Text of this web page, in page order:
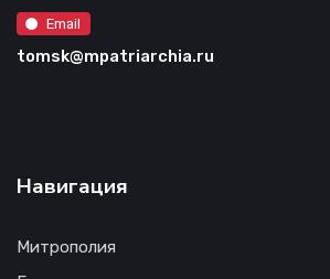
Email
tomsk@mpatriarchia.ru
Навигация
Митрополия